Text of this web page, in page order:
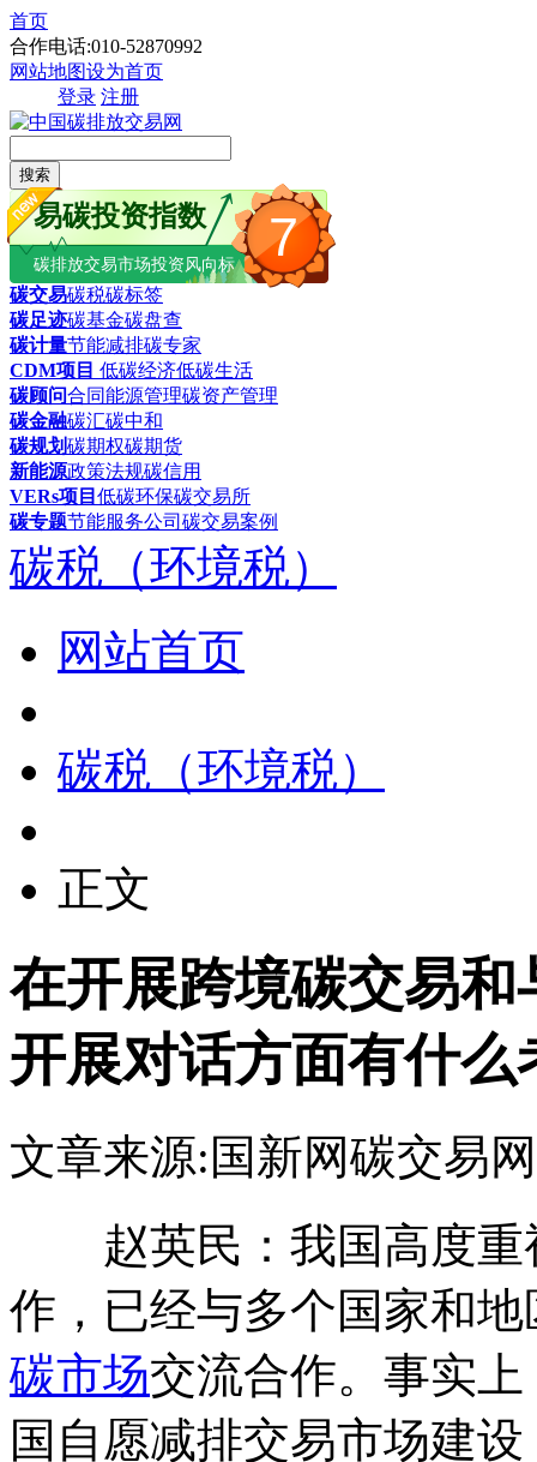
首页
合作电话:010-52870992
网站地图设为首页
登录 注册
搜索
7
易碳投资指数
碳排放交易市场投资风向标
碳交易碳税碳标签
碳足迹碳基金碳盘查
碳计量节能减排碳专家
CDM项目 低碳经济低碳生活
碳顾问合同能源管理碳资产管理
碳金融碳汇碳中和
碳规划碳期权碳期货
新能源政策法规碳信用
VERs项目 低碳环保碳交易所
碳专题节能服务公司 碳交易案例
碳税（环境税）
网站首页
碳税（环境税）
正文
在开展跨境碳交易
开展对话方面有什么
文章来源:国新网碳交易网
赵英民：我国高度重
作，已经与多个国家和
碳市场交流合作。事实上
国自愿减排交易市场建